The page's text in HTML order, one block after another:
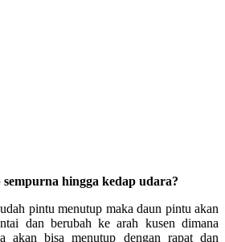
hingga kedap udara?
pintu menutup maka daun pintu akan
dan berubah ke arah kusen dimana
akan bisa menutup dengan rapat dan